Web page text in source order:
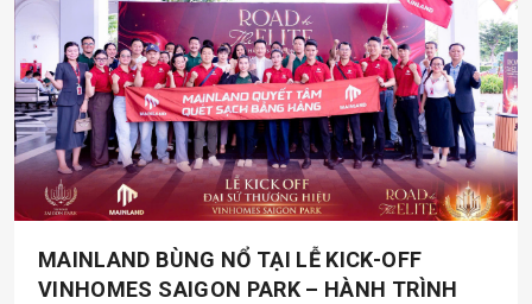
MAINLAND BÙNG NỔ TẠI LỄ KICK-OFF
VINHOMES SAIGON PARK – HÀNH TRÌNH